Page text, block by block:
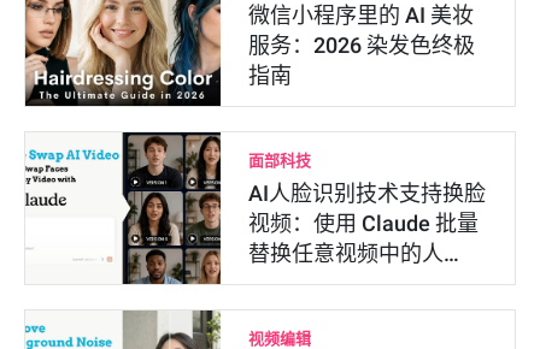
微信小程序里的 AI 美妆
服务：2026 染发色终极
指南
面部科技
AI人脸识别技术支持换脸
视频：使用 Claude 批量
替换任意视频中的人…
视频编辑